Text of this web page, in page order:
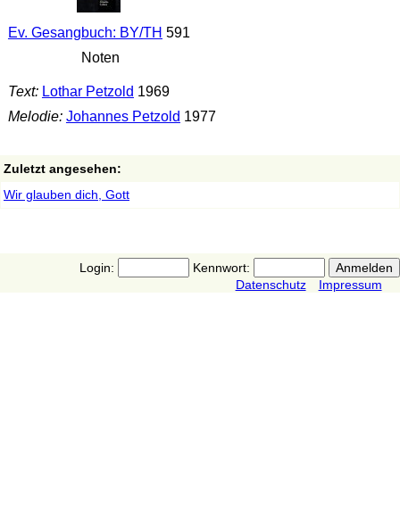
Ev. Gesangbuch: BY/TH 591
Noten
Text: Lothar Petzold 1969
Melodie: Johannes Petzold 1977
Zuletzt angesehen:
Wir glauben dich, Gott
Login:
Kennwort:
Datenschutz
Impressum